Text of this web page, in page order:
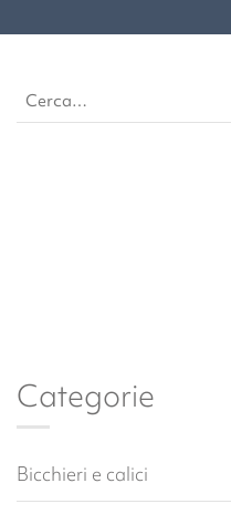
ai
Categorie
Bicchieri e calici